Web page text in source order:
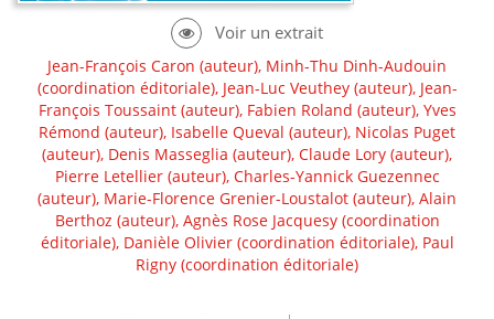
Jean-François Caron (auteur), Minh-Thu Dinh-Audouin
(coordination éditoriale), Jean-Luc Veuthey(auteur), Jean-
François Toussaint(auteur), Fabien Roland (auteur), Yves
Rémond (auteur), Isabelle Queval (auteur), Nicolas Puget
(auteur), Denis Masseglia (auteur), Claude Lory (auteur),
Pierre Letellier(auteur), Charles-Yannick Guezennec
(auteur), Marie-Florence Grenier-Loustalot (auteur), Alain
Berthoz (auteur), Agnès Rose Jacquesy(coordination
éditoriale), Danièle Olivier(coordination éditoriale), Paul
Rigny (coordination éditoriale)